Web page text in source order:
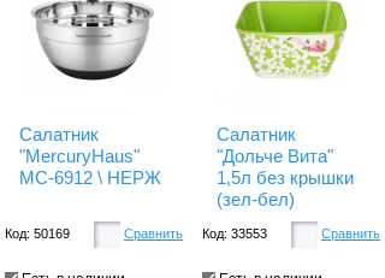
Салатник
"MercuryHaus"
MC-6912 \ НЕРЖ
Код: 50169 Сравнить
Салатник
"Дольче Вита"
1,5л без крышки
(зел-бел)
Код: 33553 Сравнить